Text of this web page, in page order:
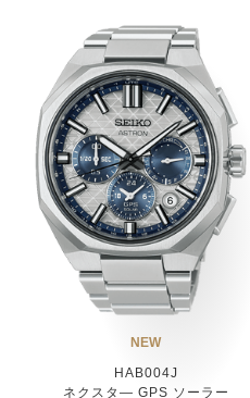
NEW
HAB004J
ネクスタ― GPS ソーラー